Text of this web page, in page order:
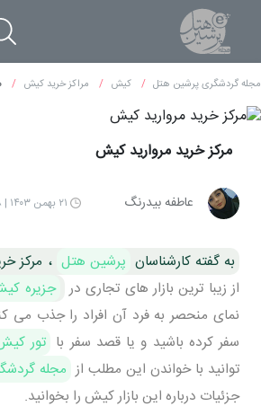
مجله گردشگری پرشین هتل کیش مراکز خرید کیش
مرکز خرید مروارید کیش
عاطفه بیدرنگ ۲۱ بهمن ۱۴۰۳ | ۱۶:۳۸
به گفته کارشناسان پرشین هتل ، مرکز
از زیبا ترین بازار های تجاری در جزیره
نمای منحصر به فرد آن افراد را جذب می
سفر کرده باشید و یا قصد سفر با تور
توانید با خواندن این مطلب از مجله
جزئیات درباره این بازار کیش را بخوانید.